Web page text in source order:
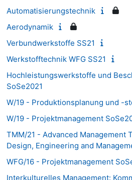
Automatisierungstechnik
Aerodynamik
Verbundwerkstoffe SS21
Werkstofftechnik WFG SS21
Hochleistungswerkstoffe und
SoSe2021
W/19 - Produktionsplanung und -
W/19 - Projektmanagement
TMM/21 - Advanced Management
Design, Engineering and
WFG/16 - Projektmanagement
Interkulturelles Management: